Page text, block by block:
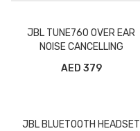
JBL TUNE760 OVER EAR
NOISE CANCELLING
-BMG
379 AED
JBL BLUETOOTH HEADSET